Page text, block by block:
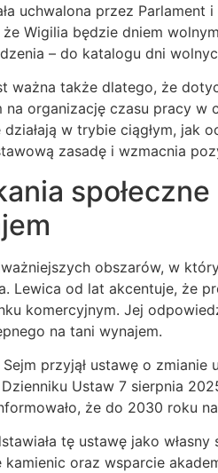
uchwalona przez
że Wigilia będzie dniem
– do katalogu dni
ważna także dlatego, że
na organizację czasu pracy
w trybie ciągłym, jak
zasadę i wzmacnia
obszarów, w
Lewica od lat akcentuje, że
komercyjnym. Jej
na tani wynajem.
przyjął ustawę o
Ustaw 7 sierpnia
że do 2030 roku
tę ustawę jako
kamienic oraz wsparcie